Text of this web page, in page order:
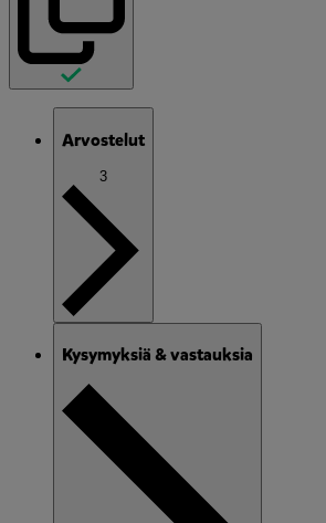
Arvostelut
3
Kysymyksiä & vastauksia